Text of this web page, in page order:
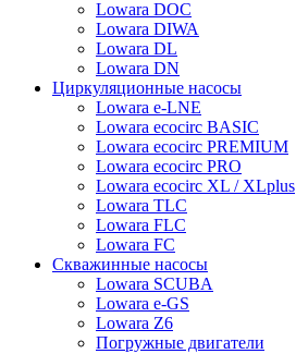
Lowara DOC
Lowara DIWA
Lowara DL
Lowara DN
Циркуляционные насосы
Lowara e-LNE
Lowara ecocirc BASIC
Lowara ecocirc PREMIUM
Lowara ecocirc PRO
Lowara ecocirc XL / XLplus
Lowara TLC
Lowara FLC
Lowara FC
Скважинные насосы
Lowara SCUBA
Lowara e-GS
Lowara Z6
Погружные двигатели